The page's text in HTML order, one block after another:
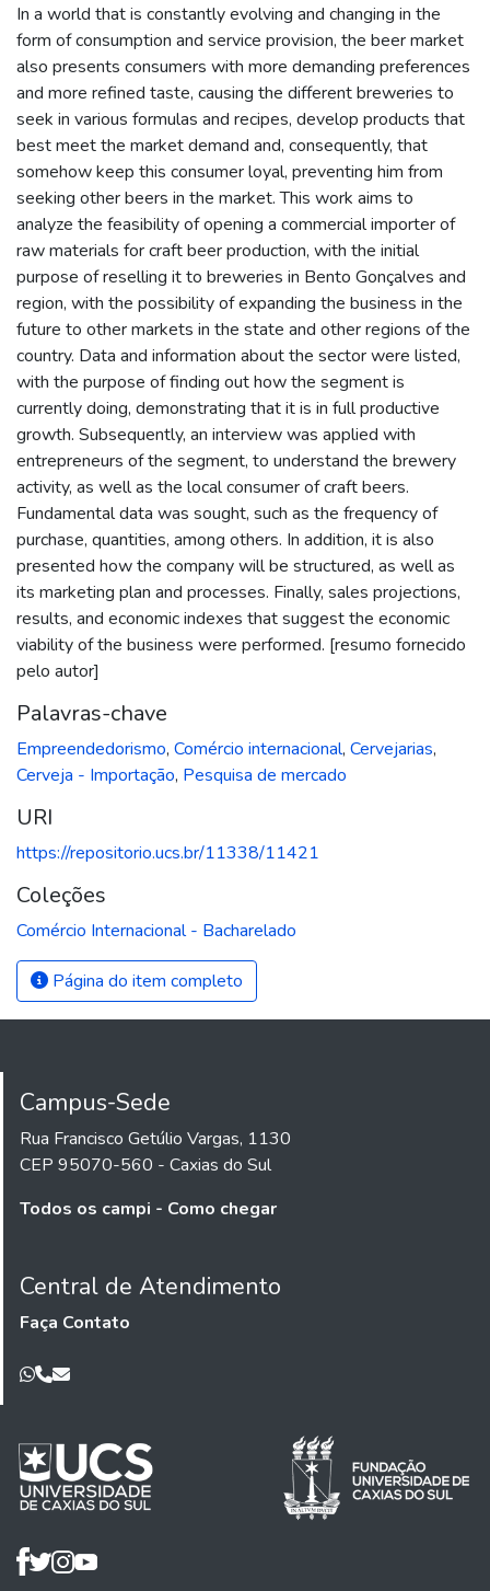
In a world that is constantly evolving and changing in the
form of consumption and service provision, the beer market
also presents consumers with more demanding preferences
and more refined taste, causing the different breweries to
seek in various formulas and recipes, develop products that
best meet the market demand and, consequently, that
somehow keep this consumer loyal, preventing him from
seeking other beers in the market. This work aims to
analyze the feasibility of opening a commercial importer of
raw materials for craft beer production, with the initial
purpose of reselling it to breweries in Bento Gonçalves and
region, with the possibility of expanding the business in the
future to other markets in the state and other regions of the
country. Data and information about the sector were listed,
with the purpose of finding out how the segment is
currently doing, demonstrating that it is in full productive
growth. Subsequently, an interview was applied with
entrepreneurs of the segment, to understand the brewery
activity, as well as the local consumer of craft beers.
Fundamental data was sought, such as the frequency of
purchase, quantities, among others. In addition, it is also
presented how the company will be structured, as well as
its marketing plan and processes. Finally, sales projections,
results, and economic indexes that suggest the economic
viability of the business were performed. [resumo fornecido
pelo autor]
Palavras-chave
Empreendedorismo, Comércio internacional, Cervejarias,
Cerveja - Importação, Pesquisa de mercado
URI
https://repositorio.ucs.br/11338/11421
Coleções
Comércio Internacional - Bacharelado
Página do item completo
Campus-Sede
Rua Francisco Getúlio Vargas, 1130
CEP 95070-560 - Caxias do Sul
Todos os campi - Como chegar
Central de Atendimento
Faça Contato